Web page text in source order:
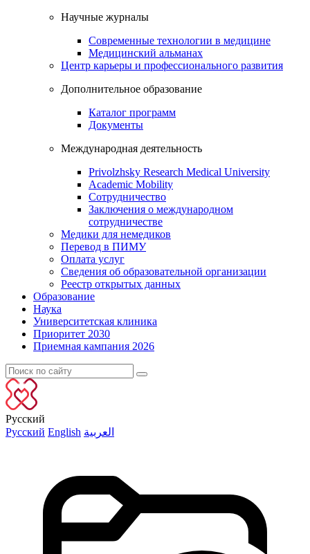
Научные журналы
Современные технологии в медицине
Медицинский альманах
Центр карьеры и профессионального развития
Дополнительное образование
Каталог программ
Документы
Международная деятельность
Privolzhsky Research Medical University
Academic Mobility
Сотрудничество
Заключения о международном
сотрудничестве
Медики для немедиков
Перевод в ПИМУ
Оплата услуг
Сведения об образовательной организации
Реестр открытых данных
Образование
Наука
Университетская клиника
Приоритет 2030
Приемная кампания 2026
Русский
Русский English العربية